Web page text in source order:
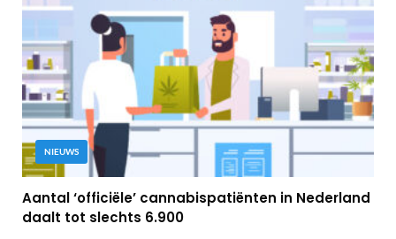
NIEUWS
Aantal ‘officiële’ cannabispatiënten in Nederland
daalt tot slechts 6.900